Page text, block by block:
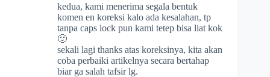
kedua, kami menerima segala bentuk
komen en koreksi kalo ada kesalahan, tp
tanpa caps lock pun kami tetep bisa liat kok
🙂
sekali lagi thanks atas koreksinya, kita akan
coba perbaiki artikelnya secara bertahap
biar ga salah tafsir lg.